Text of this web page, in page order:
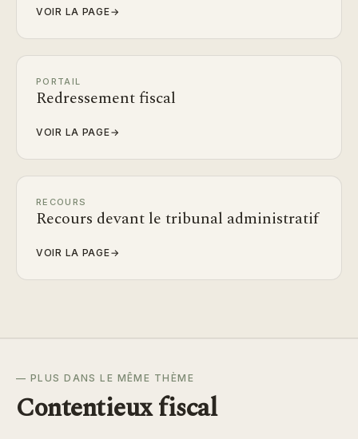
VOIR LA PAGE→
PORTAIL
Redressement fiscal
VOIR LA PAGE→
RECOURS
Recours devant le tribunal administratif
VOIR LA PAGE→
— PLUS DANS LE MÊME THÈME
Contentieux fiscal